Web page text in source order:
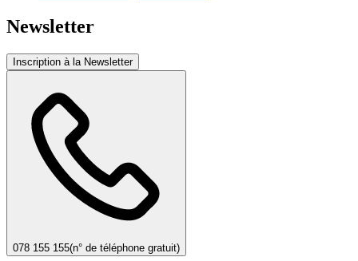
Newsletter
Inscription à la Newsletter
078 155 155(n° de téléphone gratuit)